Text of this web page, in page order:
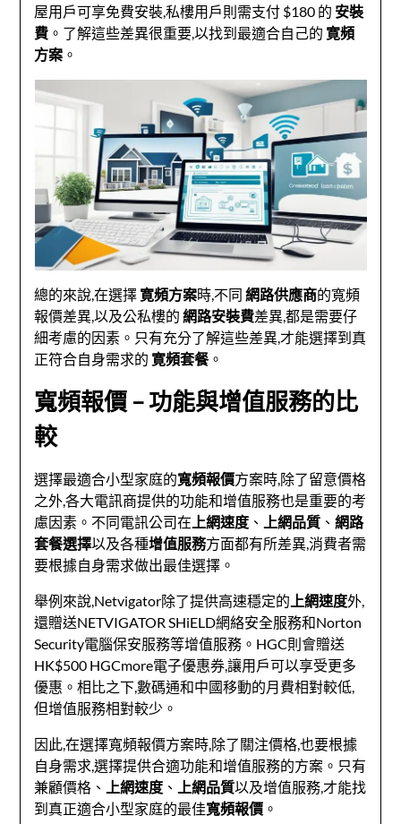
屋用戶可享免費安裝,私樓用戶則需支付 $180 的 安裝
費 。了解這些差異很重要,以找到最適合自己的 寛頻
方案 。
總的來說,在選擇 寛頻方案時,不同網路供應商的寬頻
報價差異,以及公私樓的網路安裝費差異,都是需要仔
細考慮的因素。只有充分了解這些差異,才能選擇到真
正符合自身需求的 寛頻套餐。
寬頻報價 – 功能與增值服務的比
較
選擇最適合小型家庭的寬頻報價方案時,除了留意價格
之外,各大電訊商提供的功能和增值服務也是重要的考
慮因素。不同電訊公司在 上網速度 、 上網品質 、網路
套餐選擇以及各種增值服務方面都有所差異,消費者需
要根據自身需求做出最佳選擇。
舉例來說,Netvigator除了提供高速穩定的 上網速度外,
還贈送NETVIGATOR SHiELD網絡安全服務和Norton
Security電腦保安服務等增值服務。HGC則會贈送
HK$500 HGCmore電子優惠券,讓用戶可以享受更多
優惠。相比之下,數碼通和中國移動的月費相對較低,
但增值服務相對較少。
因此,在選擇寬頻報價方案時,除了關注價格,也要根據
自身需求,選擇提供合適功能和增值服務的方案。只有
兼顧價格、
上網速度 、 上網品質以及增值服務,才能找
到真正適合小型家庭的最佳寬頻報價 。